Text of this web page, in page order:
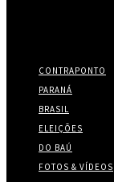
CONTRAPONTO
PARANÁ
BRASIL
ELEIÇÕES
DO BAÚ
FOTOS & VÍDEOS